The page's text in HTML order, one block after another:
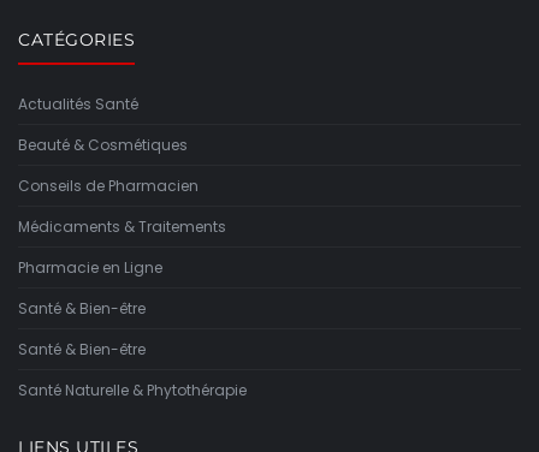
CATÉGORIES
Actualités Santé
Beauté & Cosmétiques
Conseils de Pharmacien
Médicaments & Traitements
Pharmacie en Ligne
Santé & Bien-être
Santé & Bien-être
Santé Naturelle & Phytothérapie
LIENS UTILES